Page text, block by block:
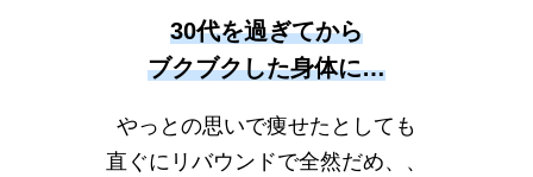
30代を過ぎてから
ブクブクした身体に…
やっとの思いで痩せたとしても
直ぐにリバウンドで全然だめ、、